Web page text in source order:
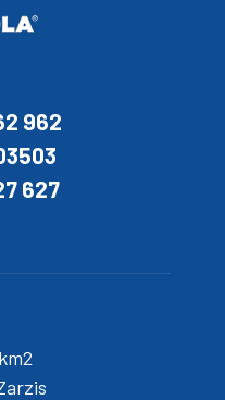
962
627